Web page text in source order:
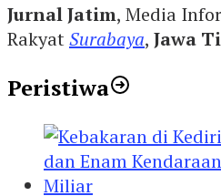
Jurnal Jatim, Media
RakyatSurabaya, Jawa
Peristiwa